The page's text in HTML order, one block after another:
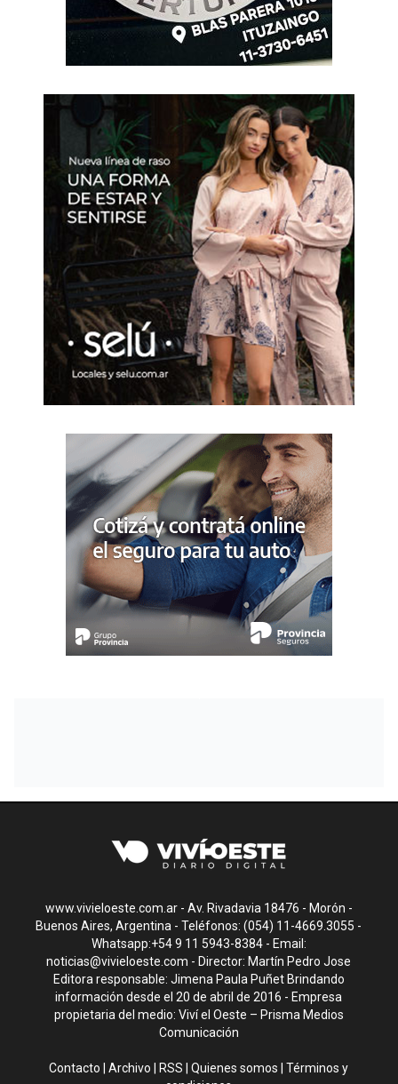
www.vivieloeste.com.ar - Av. Rivadavia 18476 - Morón -
Buenos Aires, Argentina - Teléfonos: (054) 11-4669.3055 -
Whatsapp:+54 9 11 5943-8384 - Email:
noticias@vivieloeste.com - Director: Martín Pedro Jose
Editora responsable: Jimena Paula Puñet Brindando
información desde el 20 de abril de 2016 - Empresa
propietaria del medio: Viví el Oeste – Prisma Medios
Comunicación
Contacto |Archivo RSS |Quienes somos |Términos y